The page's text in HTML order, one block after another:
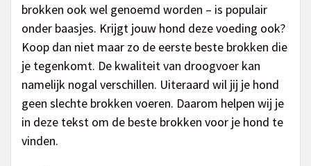
brokken ook wel genoemd worden – is populair
onder baasjes. Krijgt jouw hond deze voeding ook?
Koop dan niet maar zo de eerste beste brokken die
je tegenkomt. De kwaliteit van droogvoer kan
namelijk nogal verschillen. Uiteraard wil jij je hond
geen slechte brokken voeren. Daarom helpen wij je
in deze tekst om de beste brokken voor je hond te
vinden.